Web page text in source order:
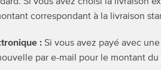
correspondant à la livraison
: Si vous avez payé avec
par e-mail pour le montant